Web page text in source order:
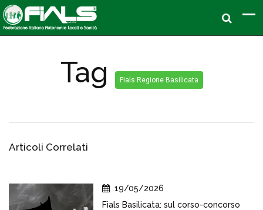
Tag Fials Regione Basilicata
Articoli Correlati
19/05/2026
Fials Basilicata: sul corso-concorso